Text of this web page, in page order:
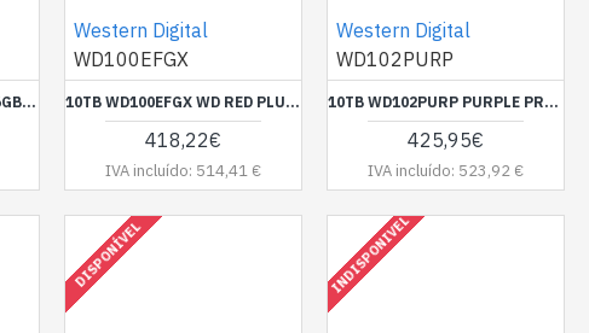
10TB WD BLUE 10TB SATA 6GB/S HDD DESKTOP
Western Digital
WD100EFGX
10TB WD100EFGX WD RED PLUS 7200RPM 512MB
418,22€
IVA incluído: 514,41 €
Western Digital
WD102PURP
10TB WD102PURP PURPLE PRO 7200RPM 256MB
425,95€
IVA incluído: 523,92 €
DISPONÍVEL INDISPONIVEL